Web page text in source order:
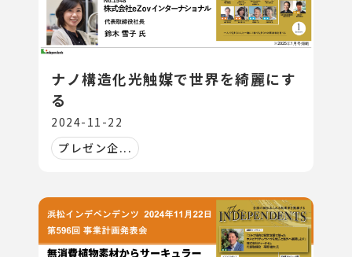
ナノ構造化光触媒で世界を綺麗にす
る
2024-11-22
プレゼン企...